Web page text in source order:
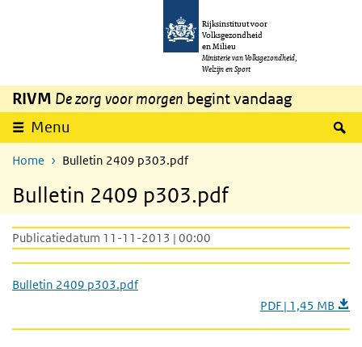
Overslaan en naar de inhoud gaan
Rijksinstituut voor
Volksgezondheid
en Milieu
Ministerie van Volksgezondheid,
Welzijn en Sport
RIVM De zorg voor morgen begint vandaag
Menu
Home Bulletin 2409 p303.pdf
Bulletin 2409 p303.pdf
Publicatiedatum 11-11-2013 | 00:00
Bulletin 2409 p303.pdf
PDF | 1,45 MB